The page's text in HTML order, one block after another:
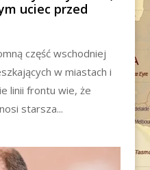
uciec przed
część wschodniej
w miastach i
linii frontu wie, że
starsza...